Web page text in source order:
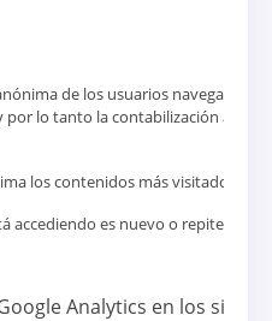
de los usuarios navegantes
por lo tanto la contabilización
los contenidos más visitados y
accediendo es nuevo o repite visita.
Analytics en los